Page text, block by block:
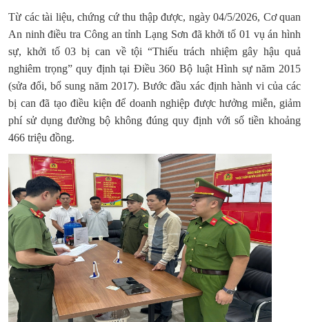
Từ các tài liệu, chứng cứ thu thập được, ngày 04/5/2026, Cơ quan
An ninh điều tra Công an tỉnh Lạng Sơn đã khởi tố 01 vụ án hình
sự, khởi tố 03 bị can về tội “Thiếu trách nhiệm gây hậu quả
nghiêm trọng” quy định tại Điều 360 Bộ luật Hình sự năm 2015
(sửa đổi, bổ sung năm 2017). Bước đầu xác định hành vi của các
bị can đã tạo điều kiện để doanh nghiệp được hưởng miễn, giảm
phí sử dụng đường bộ không đúng quy định với số tiền khoảng
466 triệu đồng.